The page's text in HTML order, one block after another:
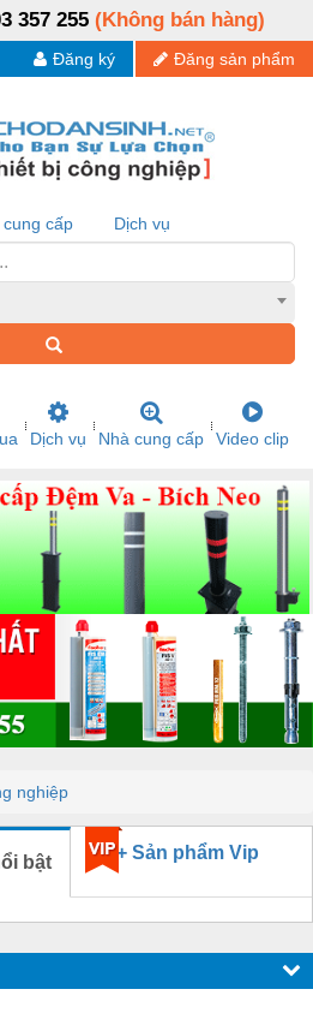
357 255 (Không bán hàng)
Đăng sản phẩm
Đăng ký
cung cấp Dịch vụ
Dịch vụ Nhà cung cấp Video clip
nghiệp
bật + Sản phẩm Vip